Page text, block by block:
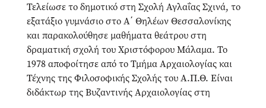
Τελείωσε το δημοτικό στη Σχολή Αγλαΐας Σχινά, το
εξατάξιο γυμνάσιο στο Α΄ Θηλέων Θεσσαλονίκης
και παρακολούθησε μαθήματα θεάτρου στη
δραματική σχολή του Χριστόφορου Μάλαμα. Το
1978 αποφοίτησε από το Τμήμα Αρχαιολογίας και
Τέχνης της Φιλοσοφικής Σχολής του Α.Π.Θ. Είναι
διδάκτωρ της Βυζαντινής Αρχαιολογίας στη